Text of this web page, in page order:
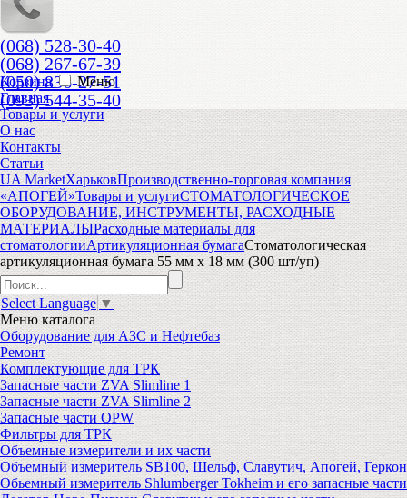
(068) 528-30-40
(068) 267-67-39
(050) 836-27-51
(093) 544-35-40
Корзина
Меню
Главная
Товары и услуги
О нас
Контакты
Статьи
UA MarketХарьковПроизводственно-торговая компания
«АПОГЕЙ»Товары и услугиСТОМАТОЛОГИЧЕСКОЕ
ОБОРУДОВАНИЕ, ИНСТРУМЕНТЫ, РАСХОДНЫЕ
МАТЕРИАЛЫРасходные материалы для
стоматологииАртикуляционная бумагаCтоматологическая
артикуляционная бумага 55 мм х 18 мм (300 шт/уп)
Select Language ▼
Менюкаталога
Оборудование для АЗС и Нефтебаз
Ремонт
Комплектующие для ТРК
Запасные части ZVA Slimline 1
Запасные части ZVA Slimline 2
Запасные части OPW
Фильтры для ТРК
Объемные измерители и их части
Объемный измеритель SB100, Шельф, Славутич, Апогей, Геркон
Обьемный измеритель Shlumberger Tokheim и его запасные части